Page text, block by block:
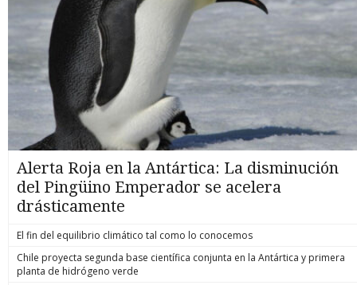
Alerta Roja en la Antártica: La disminución
del Pingüino Emperador se acelera
drásticamente
El fin del equilibrio climático tal como lo conocemos
Chile proyecta segunda base científica conjunta en la Antártica y primera
planta de hidrógeno verde